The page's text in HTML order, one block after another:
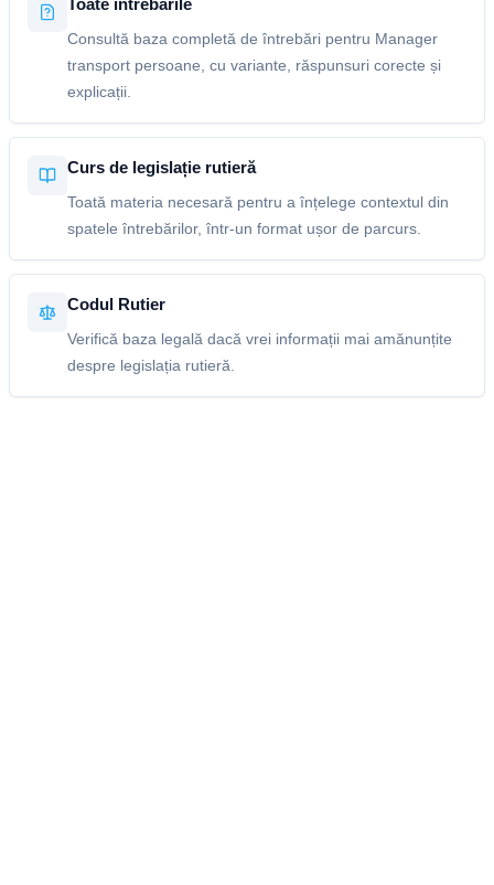
Toate întrebările
Consultă baza completă de întrebări pentru Manager
transport persoane, cu variante, răspunsuri corecte și
explicații.
Curs de legislație rutieră
Toată materia necesară pentru a înțelege contextul din
spatele întrebărilor, într-un format ușor de parcurs.
Codul Rutier
Verifică baza legală dacă vrei informații mai amănunțite
despre legislația rutieră.